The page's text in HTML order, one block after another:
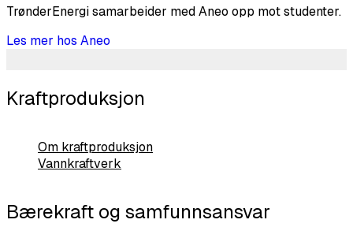
TrønderEnergi samarbeider med Aneo opp mot studenter.
Les mer hos Aneo
Kraftproduksjon
Om kraftproduksjon
Vannkraftverk
Bærekraft og samfunnsansvar